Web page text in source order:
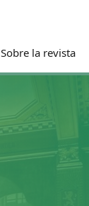
Sobre la revista